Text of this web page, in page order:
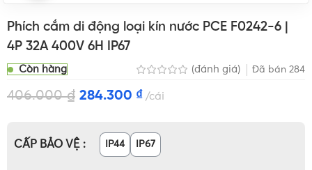
Phích cắm di động loại kín nước PCE F0242-6 |
4P 32A 400V 6H IP67
Còn hàng (đánh giá) Đã bán 284
406.000₫ 284.300 ₫ cái
CẤP BẢO VỆ IP44 IP67